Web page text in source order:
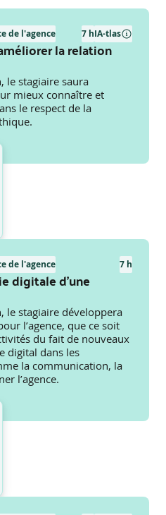
de l'agence 7 hIA-tlas
la relation
le stagiaire saura
mieux connaître et
le respect de la
de l'agence 7 h
digitale d’une
le stagiaire développera
l’agence, que ce soit
du fait de nouveaux
digital dans les
la communication, la
l’agence.